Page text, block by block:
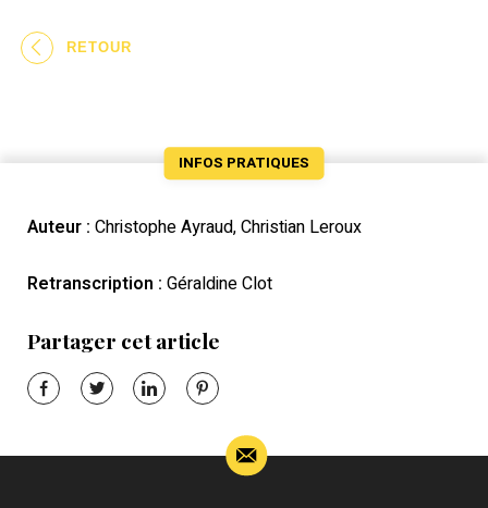
RETOUR
INFOS PRATIQUES
Auteur : Christophe Ayraud, Christian Leroux
Retranscription : Géraldine Clot
Partager cet article